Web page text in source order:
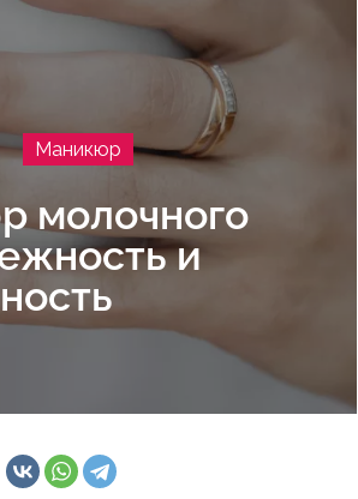
Маникюр
молочного
и